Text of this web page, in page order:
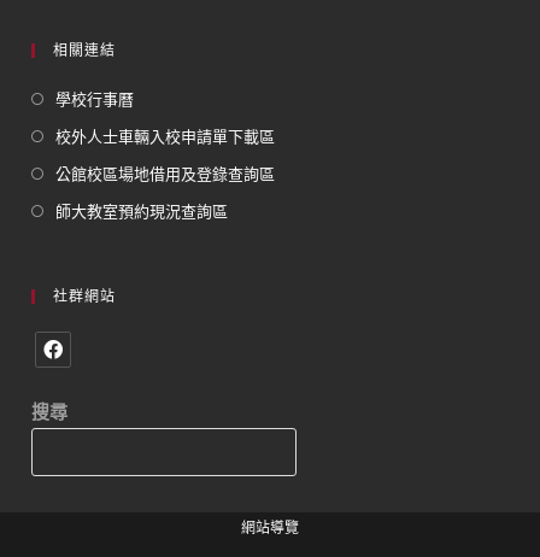
相關連結
學校行事曆
校外人士車輛入校申請單下載區
公館校區場地借用及登錄查詢區
師大教室預約現況查詢區
社群網站
搜尋
網站導覽